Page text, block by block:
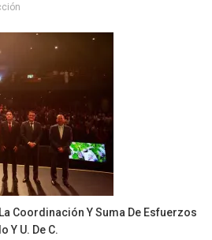
Coordinación Y Suma De Esfuerzos
Y U. De C.